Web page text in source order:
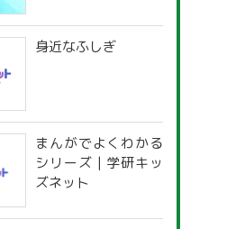
道府県別「夏季休暇
一覧」
身近なふしぎ
まんがでよくわかる
シリーズ | 学研キッ
ズネット